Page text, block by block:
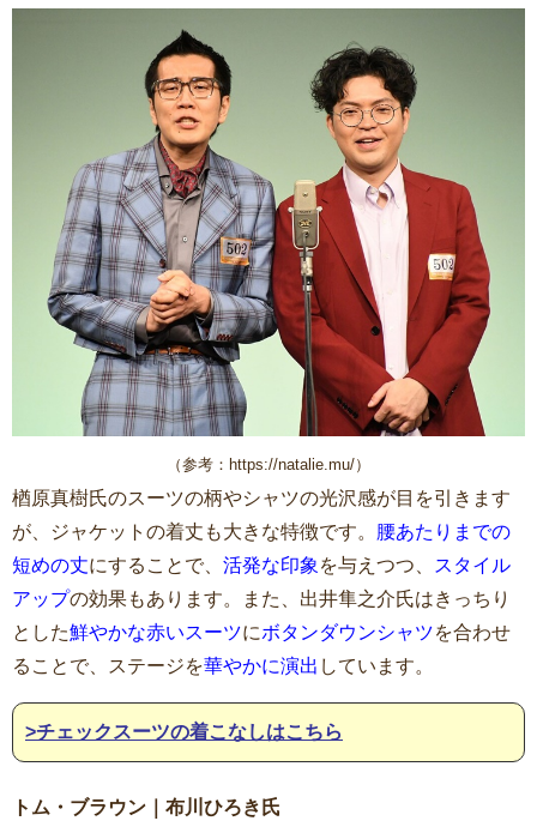
（参考：https://natalie.mu/）
楢原真樹氏のスーツの柄やシャツの光沢感が目を引きます
が、ジャケットの着丈も大きな特徴です。 腰あたりまでの
短めの丈にすることで、 活発な印象 を与えつつ、
スタイル
アップの効果もあります。また、出井隼之介氏はきっちり
とした鮮やかな赤いスーツにボタンダウンシャツを合わせ
ることで、ステージを華やかに演出 しています。
>チェックスーツの着こなしはこちら
トム・ブラウン｜布川ひろき氏